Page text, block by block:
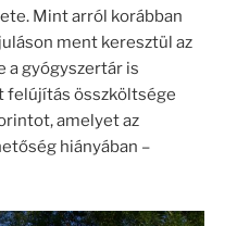
Mint arról korábban
ment keresztül az
a gyógyszertár is
felújítás összköltsége
amelyet az
hiányában –